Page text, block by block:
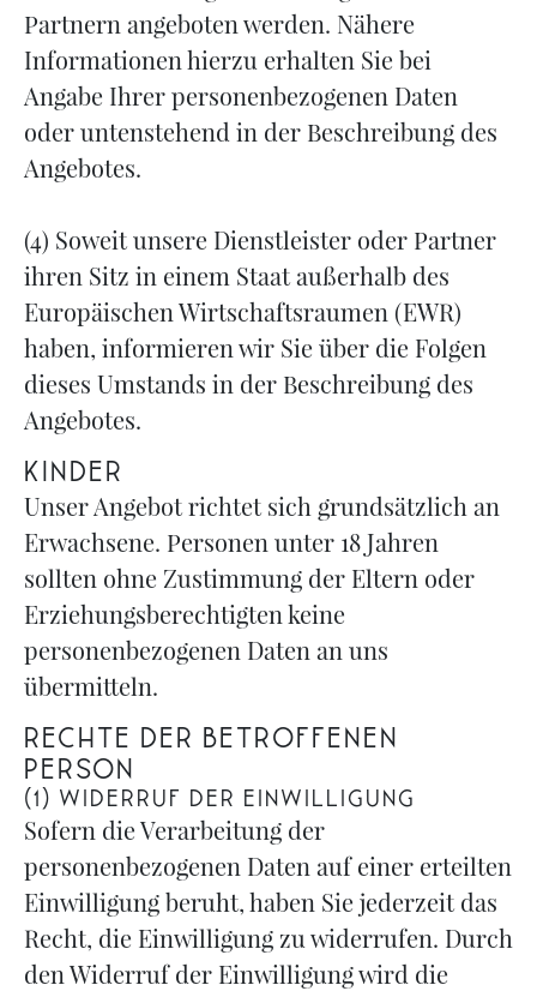
Partnern angeboten werden. Nähere
Informationen hierzu erhalten Sie bei
Angabe Ihrer personenbezogenen Daten
oder untenstehend in der Beschreibung des
Angebotes.
(4) Soweit unsere Dienstleister oder Partner
ihren Sitz in einem Staat außerhalb des
Europäischen Wirtschaftsraumen (EWR)
haben, informieren wir Sie über die Folgen
dieses Umstands in der Beschreibung des
Angebotes.
Kinder
Unser Angebot richtet sich grundsätzlich an
Erwachsene. Personen unter 18 Jahren
sollten ohne Zustimmung der Eltern oder
Erziehungsberechtigten keine
personenbezogenen Daten an uns
übermitteln.
Rechte der betroffenen
Person
(1) WIDERRUF DER EINWILLIGUNG
Sofern die Verarbeitung der
personenbezogenen Daten auf einer erteilten
Einwilligung beruht, haben Sie jederzeit das
Recht, die Einwilligung zu widerrufen. Durch
den Widerruf der Einwilligung wird die